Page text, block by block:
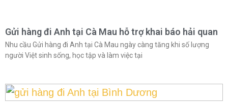
Gửi hàng đi Anh tại Cà Mau hỗ trợ khai báo hải quan
Nhu cầu Gửi hàng đi Anh tại Cà Mau ngày càng tăng khi số lượng
người Việt sinh sống, học tập và làm việc tại